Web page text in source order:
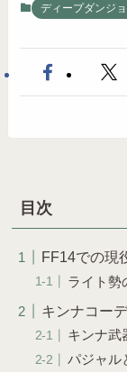
ディープダンジ
目次
FF14での現
ライト勢
キンナコー
キンナ
パジャル